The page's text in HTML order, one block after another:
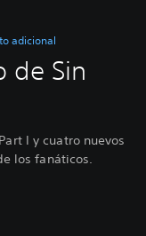
adicional
de Sin
I y cuatro nuevos
los fanáticos.